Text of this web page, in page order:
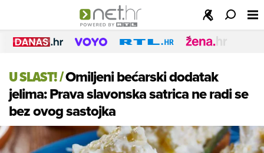
U SLAST!/Omiljeni bećarski dodatak
jelima: Prava slavonska satrica ne radi se
bez ovog sastojka